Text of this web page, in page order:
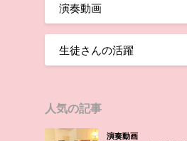
演奏動画
生徒さんの活躍
人気の記事